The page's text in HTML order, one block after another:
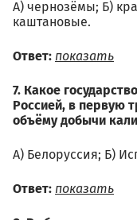
А) чернозёмы; Б)
каштановые.
Ответ: показать
7. Какое
Россией, в первую
объёму добычи
А) Белоруссия; Б)
Ответ: показать